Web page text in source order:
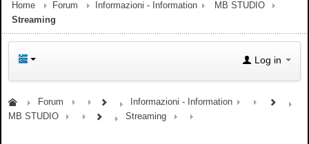
Home Forum Informazioni - Information
MB STUDIO
Streaming
Log in
Forum
Informazioni - Information
MB STUDIO
Streaming